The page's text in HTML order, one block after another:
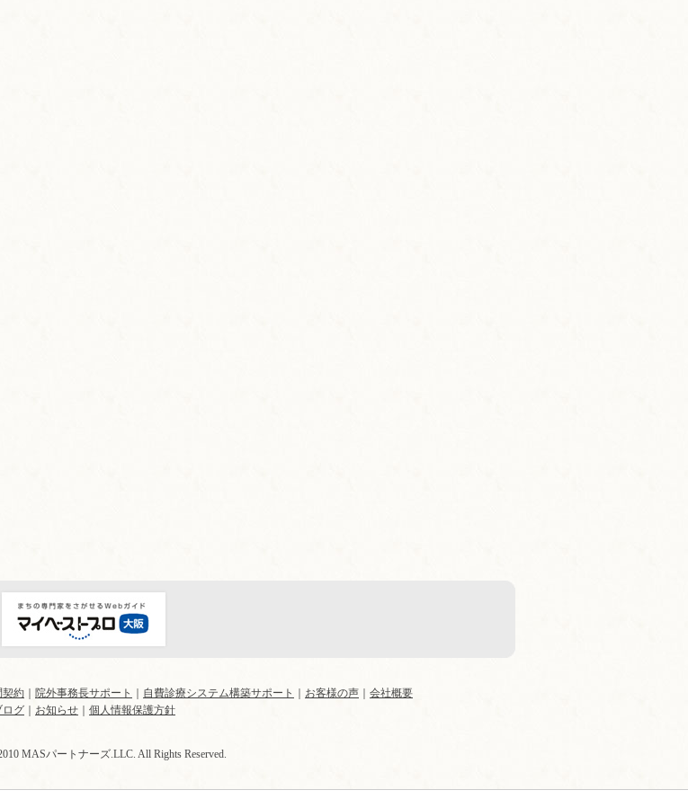
契約 院外事務長サポート 自費診療システム構築サポート お客様の声
会社概要
ログ
お知らせ 個人情報保護方針
MASパートナーズ.LLC. All Rights Reserved.